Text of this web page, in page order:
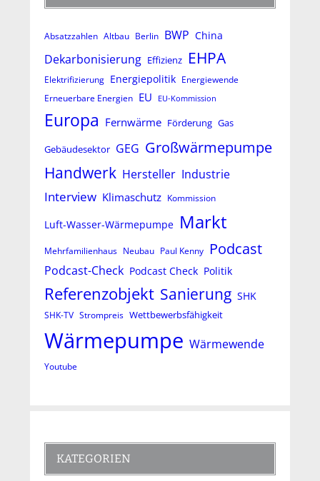
Absatzzahlen Altbau Berlin BWP China
Dekarbonisierung Effizienz EHPA
Elektrifizierung Energiepolitik Energiewende
Erneuerbare Energien EU EU-Kommission
Europa Fernwärme Förderung Gas
Gebäudesektor GEG Großwärmepumpe
Handwerk Hersteller Industrie
Interview Klimaschutz Kommission
Luft-Wasser-Wärmepumpe Markt
Mehrfamilienhaus Neubau Paul Kenny Podcast
Podcast-Check Podcast Check Politik
Referenzobjekt Sanierung SHK
SHK-TV Strompreis Wettbewerbsfähigkeit
Wärmepumpe Wärmewende
Youtube
KATEGORIEN